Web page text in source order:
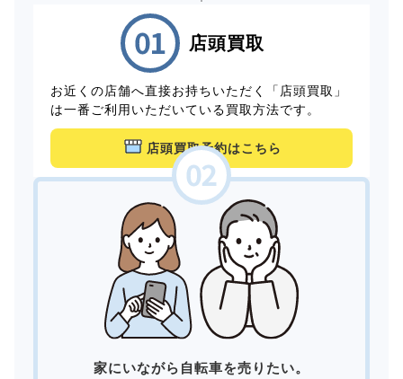
店頭買取
お近くの店舗へ直接お持ちいただく「店頭買取」
は一番ご利用いただいている買取方法です。
店頭買取予約はこちら
家にいながら自転車を売りたい。